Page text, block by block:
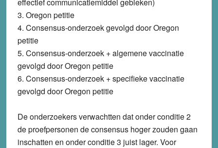
3. Oregon petitie
4. Consensus-onderzoek gevolgd door Oregon
petitie
5. Consensus-onderzoek +algemene vaccinatie
gevolgd door Oregon petitie
6. Consensus-onderzoek +specifieke vaccinatie
gevolgd door Oregon petitie
De onderzoekers verwachtten dat onder conditie 2
de proefpersonen de consensus hoger zouden gaan
inschatten en onder conditie 3 juist lager. Voor